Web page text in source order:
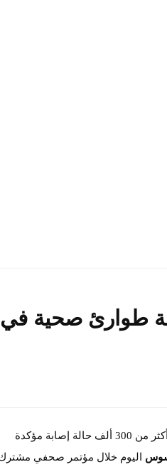
طوارئ صحية في
حذّرت منظمة الصحة العالمية اليوم من « تسارع » انتشار وباء كورونا في العالم، بعد تسجيل أكثر من 300 ألف حالة إصابة مؤكدة
اليوم خلال مؤتمر صحفي